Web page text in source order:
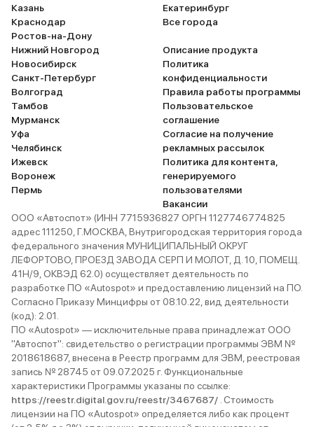
Казань
Краснодар
Ростов-на-Дону
Нижний Новгород
Новосибирск
Санкт-Петербург
Волгоград
Тамбов
Мурманск
Уфа
Челябинск
Ижевск
Воронеж
Пермь
Екатеринбург
Все города
Описание продукта
Политика
конфиденциальности
Правила работы программы
Пользовательское
соглашение
Согласие на получение
рекламных рассылок
Политика для контента,
генерируемого
пользователями
Вакансии
ООО «Автоспот» (ИНН 7715936827 ОРГН 1127746774825
адрес 111250, Г.МОСКВА, Внутригородская территория города
федерального значения МУНИЦИПАЛЬНЫЙ ОКРУГ
ЛЕФОРТОВО, ПРОЕЗД ЗАВОДА СЕРП И МОЛОТ, Д. 10, ПОМЕЩ.
41Н/9, ОКВЭД 62.0) осуществляет деятельность по
разработке ПО «Autospot» и предоставлению лицензий на ПО.
Согласно Приказу Минцифры от 08.10.22, вид деятельности
(код): 2.01.
ПО «Autospot» — исключительные права принадлежат ООО
"Автоспот": свидетельство о регистрации программы ЭВМ №
2018618687, внесена в Реестр программ для ЭВМ, реестровая
запись № 28745 от 09.07.2025 г. Функциональные
характеристики Программы указаны по ссылке:
https://reestr.digital.gov.ru/reestr/3467687/ . Стоимость
лицензии на ПО «Autospot» определяется либо как процент